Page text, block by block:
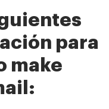
para
make